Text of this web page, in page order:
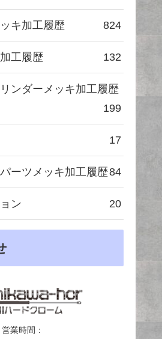
キ加工履歴 824
工履歴 132
ンダーメッキ加工履歴
199
17
ーツメッキ加工履歴84
ン 20
営業時間：